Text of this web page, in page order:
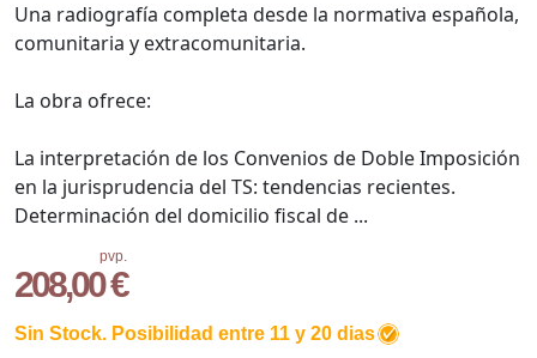
pvp.
208,00 €
Sin Stock. Posibilidad entre 11 y 20 dias
Una radiografía completa desde la normativa española,
comunitaria y extracomunitaria.
La obra ofrece:
La interpretación de los Convenios de Doble Imposición
en la jurisprudencia del TS: tendencias recientes.
Determinación del domicilio fiscal de ...